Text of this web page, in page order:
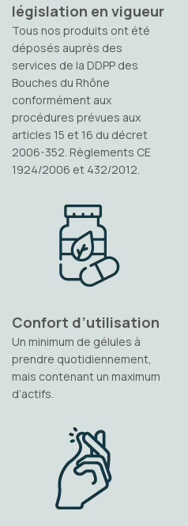
législation en vigueur
Tous nos produits ont été
déposés auprès des
services de la DDPP des
Bouches du Rhône
conformément aux
procédures prévues aux
articles 15 et 16 du décret
2006-352. Règlements CE
1924/2006 et 432/2012.
Confort d’utilisation
Un minimum de gélules à
prendre quotidiennement,
mais contenant un maximum
d’actifs.